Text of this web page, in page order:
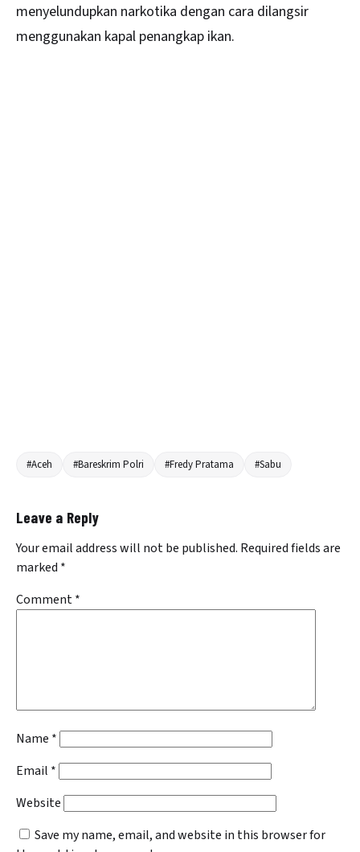
menyelundupkan narkotika dengan cara dilangsir
menggunakan kapal penangkap ikan.
#Aceh #Bareskrim Polri #Fredy Pratama #Sabu
Leave a Reply
Your email address will not be published. Required fields are
marked *
Comment*
Name *
Email *
Website
Save my name, email, and website in this browser for